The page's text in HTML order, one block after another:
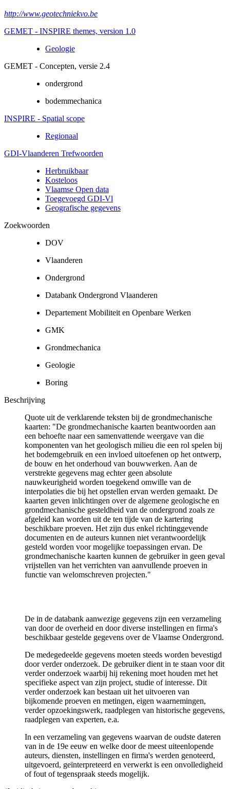
http://www.geotechniekvo.be
GEMET - INSPIRE themes, version 1.0
Geologie
GEMET - Concepten, versie 2.4
ondergrond
bodemmechanica
INSPIRE - Spatial scope
Regionaal
GDI-Vlaanderen Trefwoorden
Herbruikbaar
Kosteloos
Vlaamse Open data
Toegevoegd GDI-Vl
Geografische gegevens
Zoekwoorden
DOV
Vlaanderen
Ondergrond
Databank Ondergrond Vlaanderen
Departement Mobiliteit en Openbare Werken
GMK
Grondmechanica
Geologie
Boring
Beschrijving
Quote uit de verklarende teksten bij de grondmechanische
kaarten: "De grondmechanische kaarten beantwoorden aan
een behoefte naar een samenvattende weergave van die
komponenten van het geologisch milieu die een rol spelen bij
het bodemgebruik en een invloed uitoefenen op het ontwerp,
de bouw en het onderhoud van bouwwerken. Aan de
verstrekte gegevens mag echter geen absolute
nauwkeurigheid worden toegekend omwille van de
interpolaties die bij het opstellen ervan werden gemaakt. De
kaarten geven inlichtingen over de algemene geologische en
grondmechanische gesteldheid van de ondergrond zoals ze
afgeleid kan worden uit de ten tijde van de kartering
beschikbare proeven. Het zijn dus enkel richtinggevende
documenten en de auteurs kunnen niet verantwoordelijk
gesteld worden voor mogelijke toepassingen ervan. De
grondmechanische kaarten kunnen de gebruiker in geen geval
vrijstellen van het verrichten van aanvullende proeven in
functie van welomschreven projecten."
De in de databank aanwezige gegevens zijn een verzameling
van door de overheid en door diverse instellingen en firma's
beschikbaar gestelde gegevens over de Vlaamse Ondergrond.
De medegedeelde gegevens moeten steeds worden bevestigd
door verder onderzoek. De gebruiker dient in te staan voor dit
verder onderzoek waarbij hij rekening moet houden met het
specifieke aspect van zijn project, studie of interesse. Dit
verder onderzoek kan bestaan uit het uitvoeren van
bijkomende proeven en metingen, eigen waarnemingen,
verder opzoekingswerk, raadplegen van historische gegevens,
raadplegen van experten, e.a.
In een verzameling van gegevens waarvan de oudste dateren
van in de 19e eeuw en welke door de meest uiteenlopende
auteurs, diensten, instellingen en firma's werden genoteerd,
uitgevoerd, geïnterpreteerd en verwerkt is een onvolledigheid
of fout of tegenspraak steeds mogelijk.